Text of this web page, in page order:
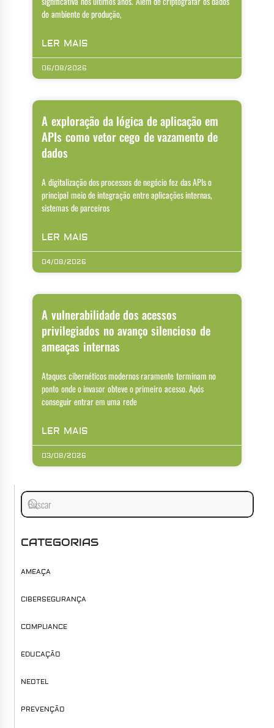
do ambiente de produção,
LER MAIS
06/08/2026
A exploração da lógica de aplicação em
APIs como vetor cego de vazamento de
dados
A digitalização dos processos de negócio fez das APIs o
principal meio de integração entre aplicações internas,
sistemas de parceiros
LER MAIS
04/08/2026
A vulnerabilidade dos acessos
privilegiados no avanço silencioso de
ameaças internas
Ataques cibernéticos modernos raramente terminam no
ponto onde o invasor obteve o primeiro acesso. Após
conseguir entrar em uma rede
LER MAIS
03/08/2026
CATEGORIAS
AMEAÇA
CIBERSEGURANÇA
COMPLIANCE
EDUCAÇÃO
NEOTEL
PREVENÇÃO